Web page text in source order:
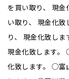
を買い取り、 現
い取り、 現金化
り、 現金化致し
現金化致します。
化致します。 ◯富